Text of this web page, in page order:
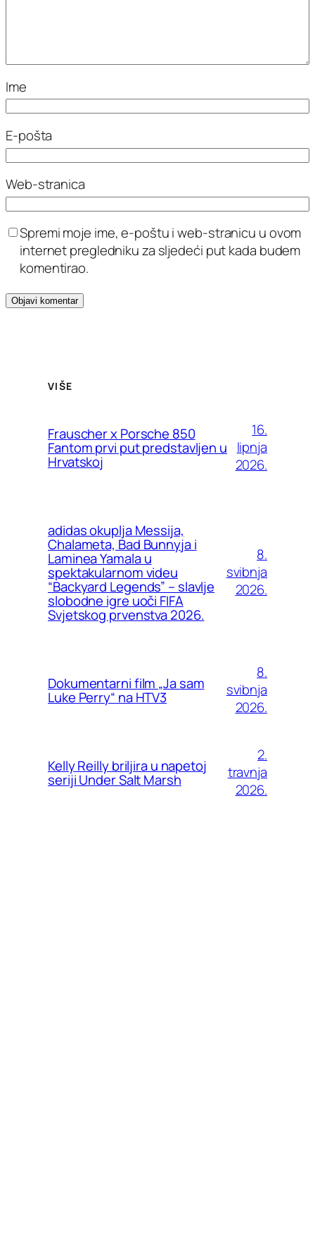
Ime
E-pošta
Web-stranica
Spremi moje ime, e-poštu i web-stranicu u ovom
internet pregledniku za sljedeći put kada budem
komentirao.
VIŠE
Frauscher x Porsche 850
Fantom prvi put predstavljen u
Hrvatskoj
16.
lipnja
2026.
adidas okuplja Messija,
Chalameta, Bad Bunnyja i
Laminea Yamala u
spektakularnom videu
“Backyard Legends” – slavlje
slobodne igre uoči FIFA
Svjetskog prvenstva 2026.
8.
svibnja
2026.
Dokumentarni film „Ja sam
Luke Perry“ na HTV3
8.
svibnja
2026.
Kelly Reilly briljira u napetoj
seriji Under Salt Marsh
2.
travnja
2026.